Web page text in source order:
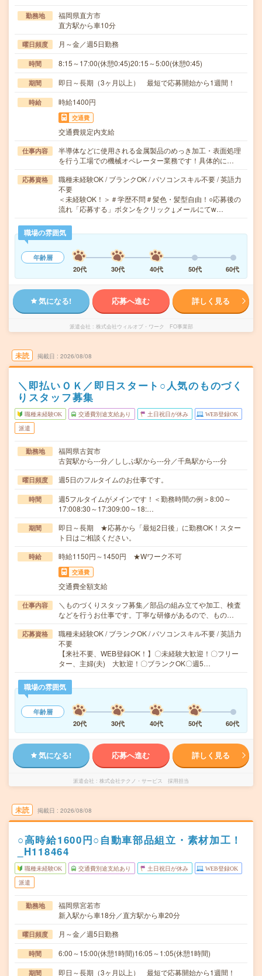
勤務地
福岡県直方市
直方駅から車10分
曜日頻度 月～金／週5日勤務
時間 8:15～17:00(休憩0:45)20:15～5:00(休憩0:45)
期間 即日～長期（3ヶ月以上） 最短で応募開始から1週間！
時給 時給1400円
交通費
交通費規定内支給
仕事内容
半導体などに使用される金属製品のめっき加工・表面処理
を行う工場での機械オペレーター業務です！具体的に…
応募資格
職種未経験OK / ブランクOK / パソコンスキル不要 / 英語力
不要
＜未経験OK！＞＃学歴不問＃髪色・髪型自由！○応募後の
流れ「応募する」ボタンをクリック↓メールにてw…
職場の雰囲気
年齢層
20代
30代 40代 50代 60代
気になる! 応募へ進む 詳しく見る
派遣会社 株式会社ウィルオブ・ワーク FO事業部
未読 掲載日 2026/08/08
＼即払いＯＫ／即日スタート○人気のものづく
りスタッフ募集
職種未経験OK 交通費別途支給あり 土日祝日が休み WEB登録OK
派遣
勤務地
福岡県古賀市
古賀駅から---分／ししぶ駅から---分／千鳥駅から---分
曜日頻度 週5日のフルタイムのお仕事です。
時間
週5フルタイムがメインです！＜勤務時間の例＞8:00～
17:008:30～17:309:00～18:…
期間
即日～長期 ★応募から「最短2日後」に勤務OK！スター
ト日はご相談ください。
時給 時給1150円～1450円 ★Wワーク不可
交通費
交通費全額支給
仕事内容
＼ものづくりスタッフ募集／部品の組み立てや加工、検査
などを行うお仕事です。丁寧な研修があるので、もの…
応募資格
職種未経験OK / ブランクOK / パソコンスキル不要 / 英語力
不要
【来社不要、WEB登録OK！】〇未経験大歓迎！〇フリー
ター、主婦(夫) 大歓迎！〇ブランクOK〇週5…
職場の雰囲気
年齢層
20代
30代 40代 50代 60代
気になる! 応募へ進む 詳しく見る
派遣会社 株式会社テクノ・サービス 採用担当
未読 掲載日 2026/08/08
○高時給1600円○自動車部品組立・素材加工！
_H118464
職種未経験OK 交通費別途支給あり 土日祝日が休み WEB登録OK
派遣
勤務地
福岡県宮若市
新入駅から車18分／直方駅から車20分
曜日頻度 月～金／週5日勤務
時間 6:00～15:00(休憩1時間)16:05～1:05(休憩1時間)
期間 即日～長期（3ヶ月以上） 最短で応募開始から1週間！